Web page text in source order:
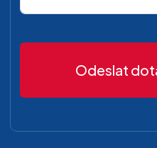
Odeslat